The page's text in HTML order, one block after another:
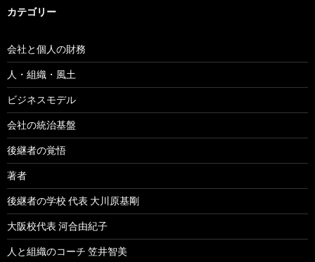
カテゴリー
会社と個人の財務
人・組織・風土
ビジネスモデル
会社の統治基盤
後継者の覚悟
著者
後継者の学校 代表 大川原基剛
大阪校代表 河合由紀子
人と組織のコーチ 笠井智美